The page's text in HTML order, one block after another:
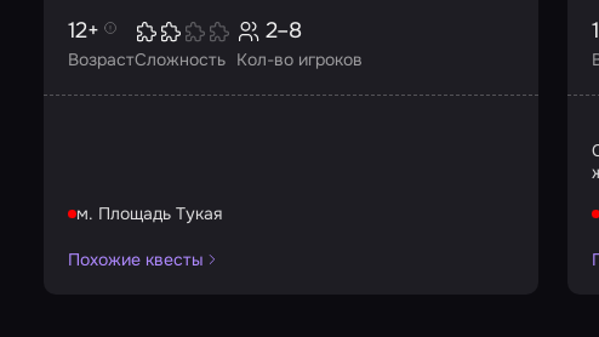
Возраст
12+
Сложность Кол-во игроков
2–8
м. Площадь Тукая
Похожие квесты